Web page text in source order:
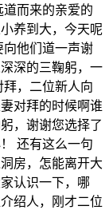
而来的亲爱的
养到大，今天呢
向他们道一声谢
深的三鞠躬，一
，二位新人向
对拜的时候啊谁
，谢谢您选择了
还有这么一句
房，怎能离开大
认识一下，哪
绍人，刚才二位